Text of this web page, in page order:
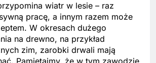
wiatr w lesie – raz
pracę, a innym razem może
W okresach dużego
na drewno, na przykład
zim, zarobki drwali mają